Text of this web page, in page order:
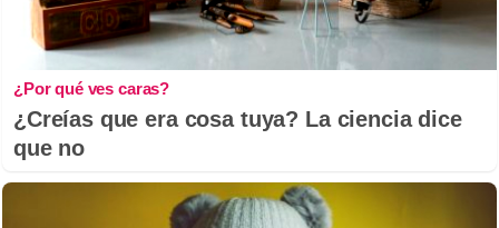
¿Por qué ves caras?
¿Creías que era cosa tuya? La ciencia dice
que no